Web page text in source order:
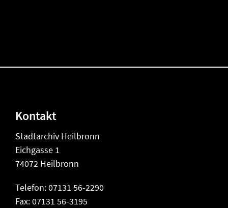
Kontakt
Stadtarchiv Heilbronn
Eichgasse 1
74072 Heilbronn
Telefon: 07131 56-2290
Fax: 07131 56-3195